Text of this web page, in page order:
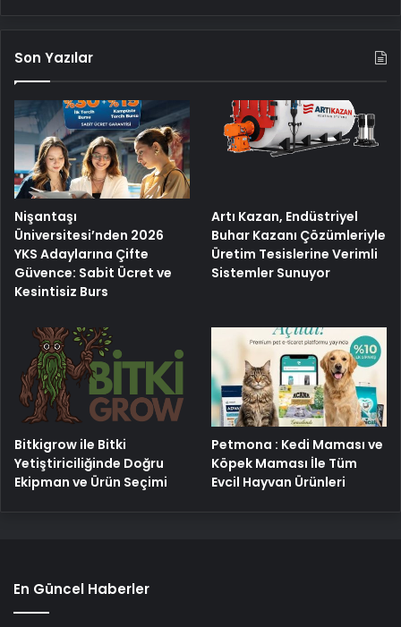
Son Yazılar
Nişantaşı
Üniversitesi’nden 2026
YKS Adaylarına Çifte
Güvence: Sabit Ücret ve
Kesintisiz Burs
Artı Kazan, Endüstriyel
Buhar Kazanı Çözümleriyle
Üretim Tesislerine Verimli
Sistemler Sunuyor
Bitkigrow ile Bitki
Yetiştiriciliğinde Doğru
Ekipman ve Ürün Seçimi
Petmona : Kedi Maması ve
Köpek Maması İle Tüm
Evcil Hayvan Ürünleri
En Güncel Haberler